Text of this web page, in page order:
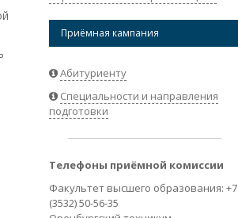
Приёмная кампания
Абитуриенту
Специальности и направления
подготовки
Телефоны приёмной комиссии
Факультет высшего образования: +7
(3532) 50-56-35